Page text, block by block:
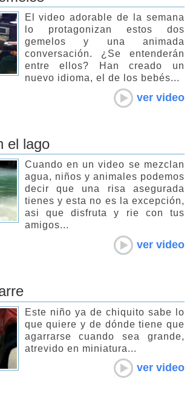
El video adorable de la semana
lo protagonizan estos dos
gemelos y una animada
conversación. ¿Se entenderán
entre ellos? Han creado un
nuevo idioma, el de los bebés...
ver video
el lago
Cuando en un video se mezclan
agua, niños y animales podemos
decir que una risa asegurada
tienes y esta no es la excepción,
asi que disfruta y rie con tus
amigos...
ver video
Este niño ya de chiquito sabe lo
que quiere y de dónde tiene que
agarrarse cuando sea grande,
atrevido en miniatura...
ver video